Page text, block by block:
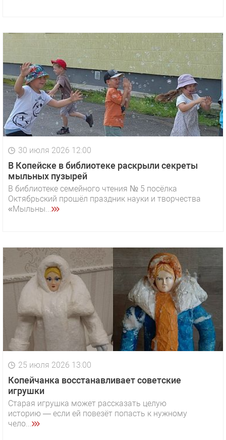
30 июля 2026 12:00
В Копейске в библиотеке раскрыли секреты
мыльных пузырей
В библиотеке семейного чтения № 5 посёлка
Октябрьский прошёл праздник науки и творчества
«Мыльны...
25 июля 2026 13:00
Копейчанка восстанавливает советские
игрушки
Старая игрушка может рассказать целую
историю — если ей повезёт попасть к нужному
чело...